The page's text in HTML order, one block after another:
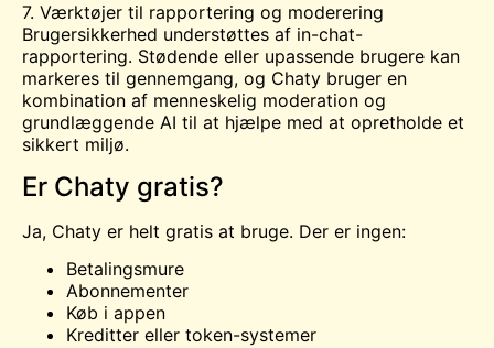
7. Værktøjer til rapportering og moderering
Brugersikkerhed understøttes af in-chat-
rapportering. Stødende eller upassende brugere kan
markeres til gennemgang, og Chaty bruger en
kombination af menneskelig moderation og
grundlæggende AI til at hjælpe med at opretholde et
sikkert miljø.
Er Chaty gratis?
Ja, Chaty er helt gratis at bruge. Der er ingen:
Betalingsmure
Abonnementer
Køb i appen
Kreditter eller token-systemer